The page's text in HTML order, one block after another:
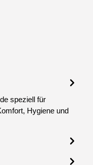
speziell für
Hygiene und